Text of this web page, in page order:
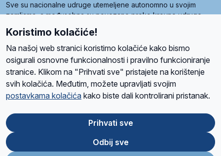
Sve su nacionalne udruge utemeljene autonomno u svojim
zemljama, a međusobna su povezane preko krovne udruge
Radio Maria). Svjetsku obitelj utemeljilo je sedam članica, među
kojima je i hrvatska Udruga Radio Marija.
O namaRadio ProgramVolonteriPrijateljiKontaktPravila privatnosti
Ova stranica je zaštićena Google reCAPTCHA sustavom
Store
Google
Play
Koristimo kolačiće!
Na našoj web stranici koristimo kolačiće kako bismo
osigurali osnovne funkcionalnosti i pravilno funkcioniranje
stranice. Klikom na "Prihvati sve" pristajete na korištenje
svih kolačića. Međutim, možete upravljati svojim
postavkama kolačića kako biste dali kontrolirani pristanak.
Prihvati sve
Odbij sve